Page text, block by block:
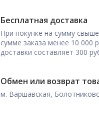
Бесплатная доставка
При покупке на сумму
сумме заказа менее 10 000
доставки составляет 300
Обмен или возврат
м. Варшавская,